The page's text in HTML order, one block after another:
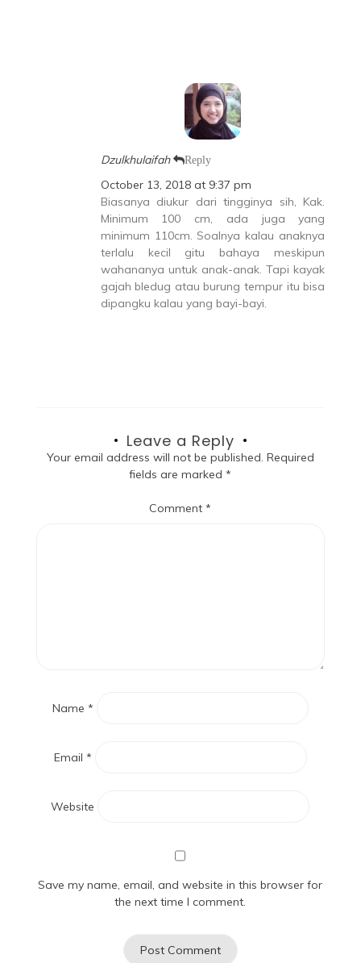
Dzulkhulaifah Reply
October 13, 2018 at 9:37 pm
Biasanya diukur dari tingginya sih, Kak.
Minimum 100 cm, ada juga yang
minimum 110cm. Soalnya kalau anaknya
terlalu kecil gitu bahaya meskipun
wahananya untuk anak-anak. Tapi kayak
gajah bledug atau burung tempur itu bisa
dipangku kalau yang bayi-bayi.
Leave a Reply
Your email address will not be published. Required
fields are marked*
Comment*
Name *
Email *
Website
Save my name, email, and website in this browser for
the next time I comment.